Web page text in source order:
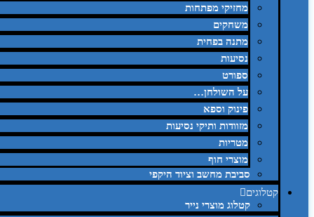
מחזיקי מפתחות
משחקים
מתנה בפחית
נסיעות
ספורט
על השולחן…
פינוק וספא
מזוודות ותיקי נסיעות
מטריות
מוצרי חוף
סביבת מחשב וציוד היקפי
קטלוגים
קטלוג מוצרי נייר